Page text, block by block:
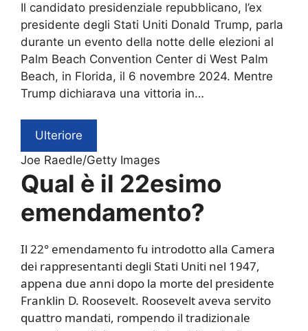
Il candidato presidenziale repubblicano, l’ex
presidente degli Stati Uniti Donald Trump, parla
durante un evento della notte delle elezioni al
Palm Beach Convention Center di West Palm
Beach, in Florida, il 6 novembre 2024. Mentre
Trump dichiarava una vittoria in…
Ulteriore
Joe Raedle/Getty Images
Qual è il 22esimo
emendamento?
Il 22° emendamento fu introdotto alla Camera
dei rappresentanti degli Stati Uniti nel 1947,
appena due anni dopo la morte del presidente
Franklin D. Roosevelt. Roosevelt aveva servito
quattro mandati, rompendo il tradizionale